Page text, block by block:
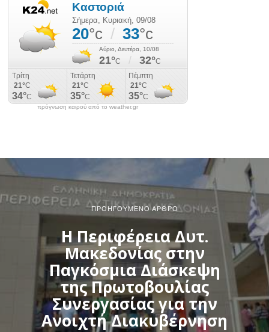
πρόγνωση καιρού από το weather.gr
ΠΡΟΗΓΟΎΜΕΝΟ ΆΡΘΡΟ
Η Περιφέρεια Δυτ.
Μακεδονίας στην
Παγκόσμια Διάσκεψη
της Πρωτοβουλίας
Συνεργασίας για την
Ανοιχτή Διακυβέρνηση